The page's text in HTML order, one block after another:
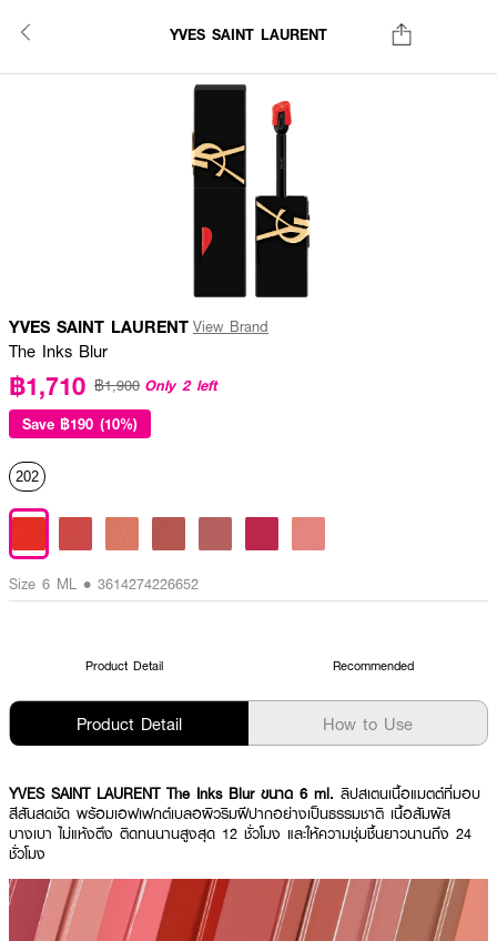
YVES SAINT LAURENT
YVES SAINT LAURENT View Brand
The Inks Blur
฿1,710 ฿1,900 Only 2 left
Save ฿190 (10%)
202
Size 6 ML • 3614274226652
Product Detail Recommended
Product Detail How to Use
YVES SAINT LAURENT The Inks Blur ขนาด 6 ml. ลิปสเตนเนื้อแมตต์ที่มอบ
สีสันสดชัด พร้อมเอฟเฟกต์เบลอผิวริมฝีปากอย่างเป็นธรรมชาติ เนื้อสัมผัส
บางเบา ไม่แห้งตึง ติดทนนานสูงสุด 12 ชั่วโมง และให้ความชุ่มชื้นยาวนานถึง 24
ชั่วโมง